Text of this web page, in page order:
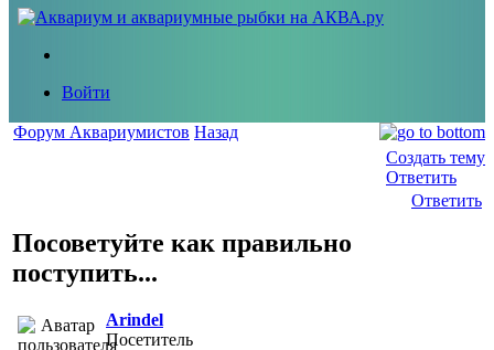
Войти
Форум Аквариумистов Назад
Создать тему
Ответить
Ответить
Посоветуйте как правильно
поступить...
Arindel
Посетитель